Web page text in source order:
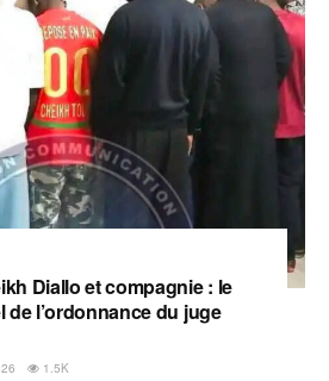
Diallo et compagnie : le
de l’ordonnance du juge
1.5K